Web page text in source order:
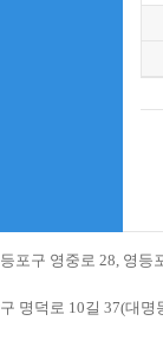
포구 영중로 28, 영
명덕로 10길 37(대